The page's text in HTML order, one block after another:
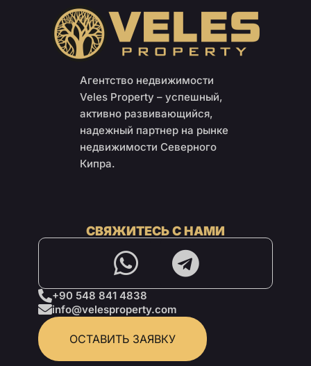
Агентство недвижимости
Veles Property – успешный,
активно развивающийся,
надежный партнер на рынке
недвижимости Северного
Кипра.
СВЯЖИТЕСЬ С НАМИ
+90 548 841 4838
info@velesproperty.com
ОСТАВИТЬ ЗАЯВКУ